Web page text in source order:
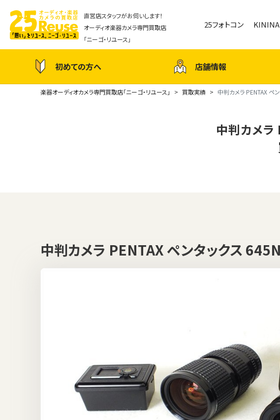
直営店スタッフがお伺いします！
オーディオ楽器カメラ専門買取店
「ニーゴ・リユース」
25フォトコン
初めての方へ 店舗情報
楽器オーディオカメラ専門買取店「ニーゴ・リユース」 買取実績 中判カメラ PENTAX ペ
中判カメ
中判カメラ PENTAX ペンタックス